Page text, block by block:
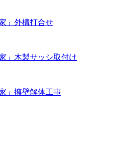
」外構打合せ
」木製サッシ取付け
」擁壁解体工事